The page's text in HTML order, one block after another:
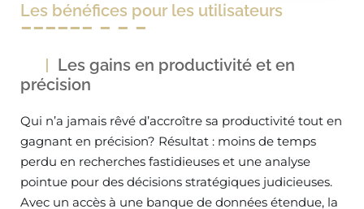
Les bénéfices pour les utilisateurs
Les gains en productivité et en
précision
Qui n’a jamais rêvé d’accroître sa productivité tout en
gagnant en précision? Résultat : moins de temps
perdu en recherches fastidieuses et une analyse
pointue pour des décisions stratégiques judicieuses.
Avec un accès à une banque de données étendue, la